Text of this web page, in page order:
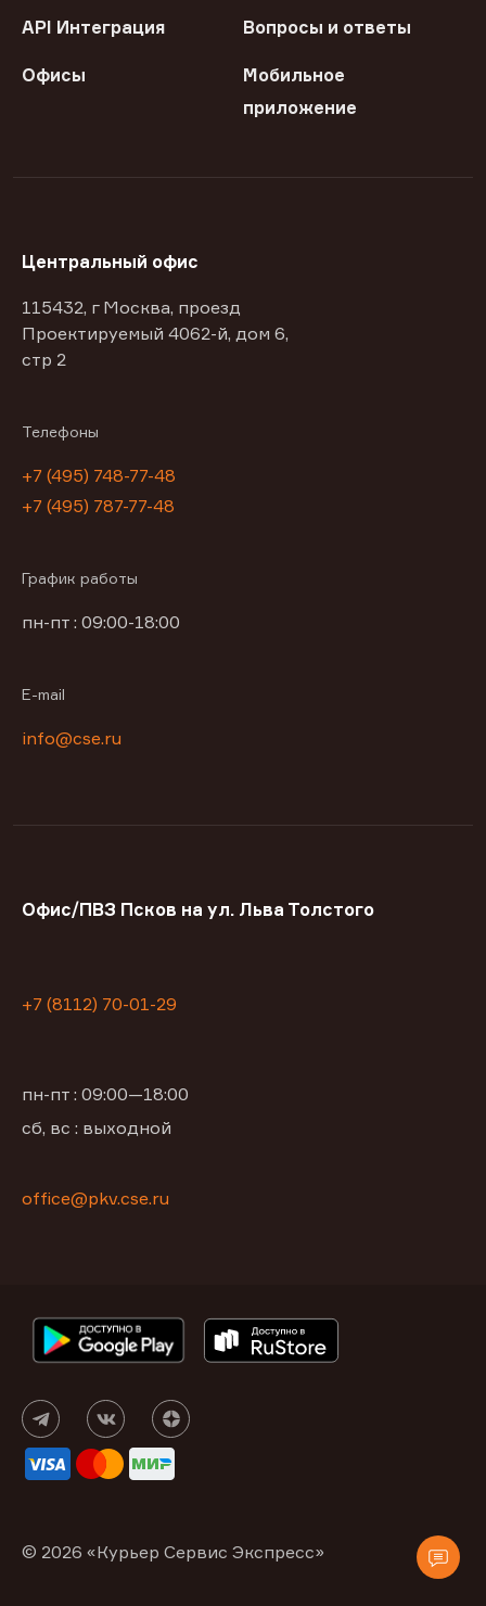
API Интеграция Вопросы и ответы
Офисы
Мобильное
приложение
Центральный офис
115432, г Москва, проезд
Проектируемый 4062-й, дом 6,
стр 2
Телефоны
+7 (495) 748-77-48
+7 (495) 787-77-48
График работы
пн-пт : 09:00-18:00
E-mail
info@cse.ru
Офис/ПВЗ Псков на ул. Льва Толстого
+7 (8112) 70-01-29
пн-пт : 09:00—18:00
сб, вс : выходной
office@pkv.cse.ru
© 2026 «Курьер Сервис Экспресс»